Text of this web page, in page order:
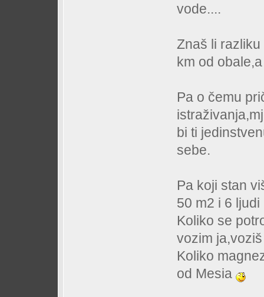
vode....
Znaš li
km od
Pa o čemu
bi ti
sebe.
Pa koji stan
50 m2 i 6
Koliko se
vozim
Koliko
od Mesia